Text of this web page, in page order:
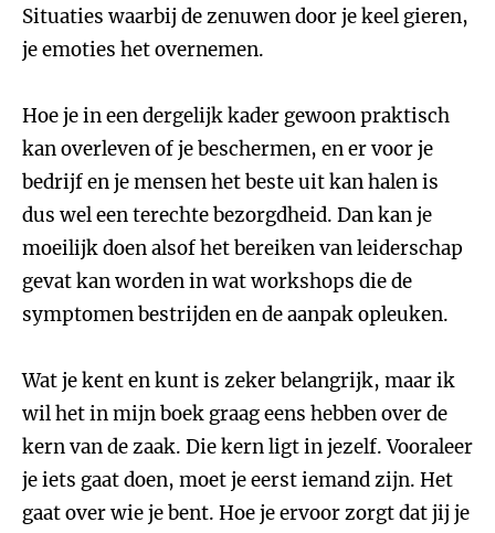
Situaties waarbij de zenuwen door je keel gieren,
je emoties het overnemen.
Hoe je in een dergelijk kader gewoon praktisch
kan overleven of je beschermen, en er voor je
bedrijf en je mensen het beste uit kan halen is
dus wel een terechte bezorgdheid. Dan kan je
moeilijk doen alsof het bereiken van leiderschap
gevat kan worden in wat workshops die de
symptomen bestrijden en de aanpak opleuken.
Wat je kent en kunt is zeker belangrijk, maar ik
wil het in mijn boek graag eens hebben over de
kern van de zaak. Die kern ligt in jezelf. Vooraleer
je iets gaat doen, moet je eerst iemand zijn. Het
gaat over wie je bent. Hoe je ervoor zorgt dat jij je